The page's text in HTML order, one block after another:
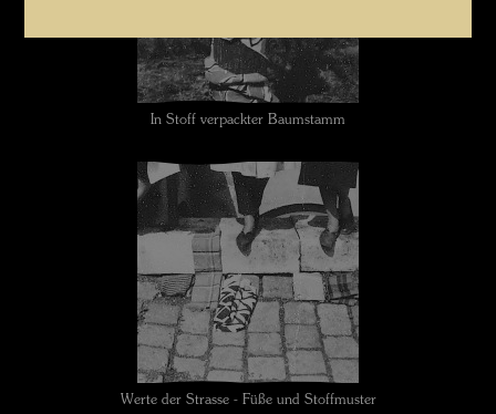
In Stoff verpackter Baumstamm
Werte der Strasse - Füße und Stoffmuster